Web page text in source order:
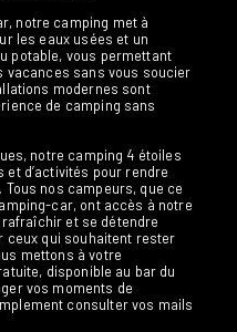
notre camping met à
les eaux usées et un
potable, vous permettant
vacances sans vous soucier
modernes sont
de camping sans
notre camping 4 étoiles
d’activités pour rendre
nos campeurs, que ce
car, ont accès à notre
et se détendre
ceux qui souhaitent rester
mettons à votre
disponible au bar du
vos moments de
consulter vos mails